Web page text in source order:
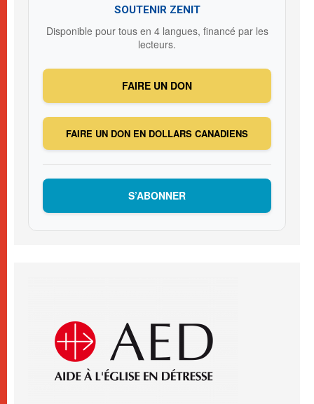
SOUTENIR ZENIT
Disponible pour tous en 4 langues, financé par les
lecteurs.
FAIRE UN DON
FAIRE UN DON EN DOLLARS CANADIENS
S’ABONNER